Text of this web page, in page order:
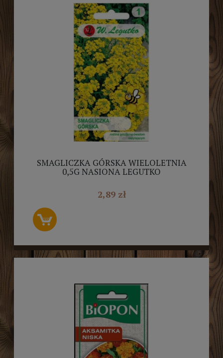
SMAGLICZKA GÓRSKA WIELOLETNIA
0,5G NASIONA LEGUTKO
2,89 zł